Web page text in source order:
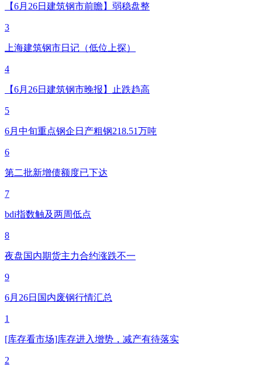
【6月26日建筑钢市前瞻】弱稳盘整
3
上海建筑钢市日记（低位上探）
4
【6月26日建筑钢市晚报】止跌趋高
5
6月中旬重点钢企日产粗钢218.51万吨
6
第二批新增债额度已下达
7
bdi指数触及两周低点
8
夜盘国内期货主力合约涨跌不一
9
6月26日国内废钢行情汇总
1
[库存看市场]库存进入增势，减产有待落实
2